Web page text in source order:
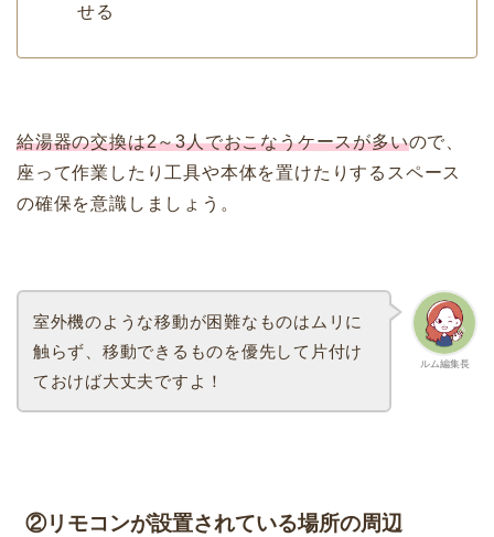
せる
給湯器の交換は2～3人でおこなうケースが多いので、
座って作業したり工具や本体を置けたりするスペース
の確保を意識しましょう。
ルム編集長
室外機のような移動が困難なものはムリに
触らず、移動できるものを優先して片付け
ておけば大丈夫ですよ！
②リモコンが設置されている場所の周辺